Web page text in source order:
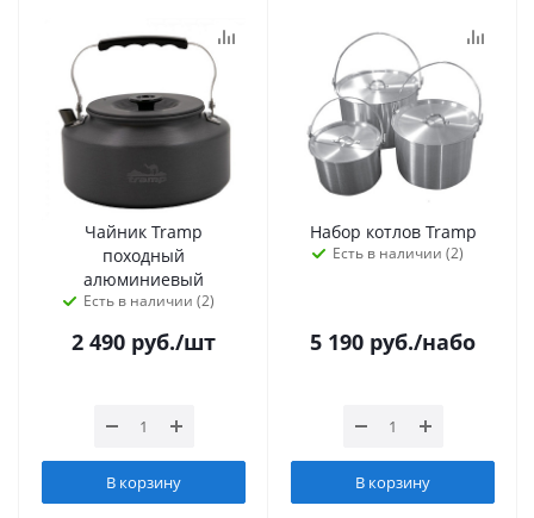
Чайник Tramp
походный
алюминиевый
Есть в наличии (2)
2 490 руб./шт
В корзину
Набор котлов Tramp
Есть в наличии (2)
5 190 руб./набо
В корзину